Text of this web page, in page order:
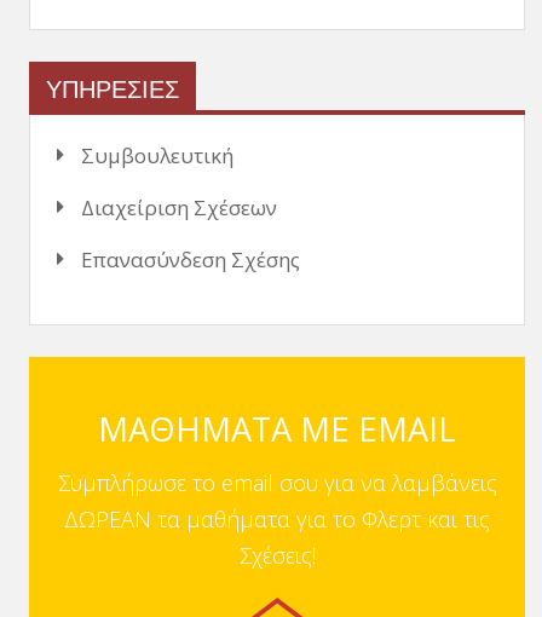
ΥΠΗΡΕΣΙΕΣ
Συμβουλευτική
Διαχείριση Σχέσεων
Επανασύνδεση Σχέσης
ΜΑΘΗΜΑΤΑ ΜΕ EMAIL
Συμπλήρωσε το email σου για να λαμβάνεις
ΔΩΡΕΑΝ τα μαθήματα για το Φλερτ και τις
Σχέσεις!